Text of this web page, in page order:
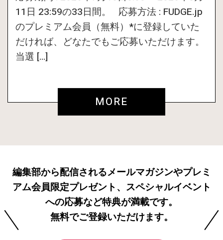
11日 23:59の33日間。 応募方法 : FUDGE.jp
のプレミアム会員（無料）*に登録していた
だければ、どなたでもご応募いただけます。
当選 […]
MORE
編集部から配信されるメールマガジンやプレミ
アム会員限定プレゼント、スペシャルイベント
への応募など特典が満載です。
無料でご登録いただけます。